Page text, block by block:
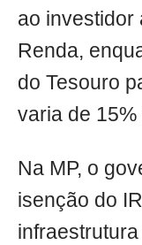
ao investidor
Renda,
do Tesouro
varia de 15%
Na MP, o
isenção do